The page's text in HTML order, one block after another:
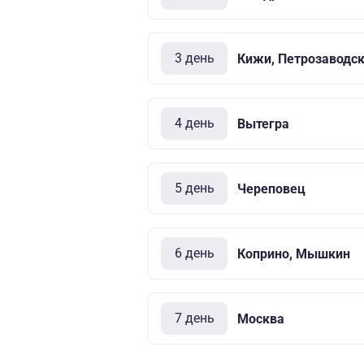
3 день Кижи, Петрозаводск
4 день Вытегра
5 день Череповец
6 день Коприно, Мышкин
7 день Москва